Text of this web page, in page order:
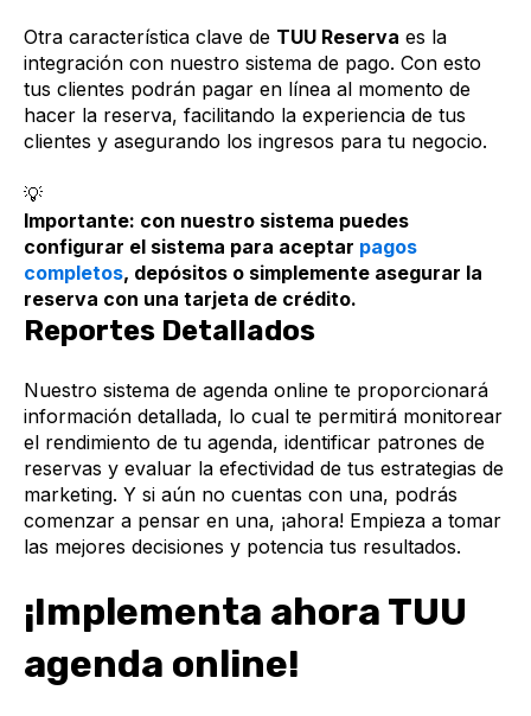
Otra característica clave de TUU Reserva es la
integración con nuestro sistema de pago. Con esto
tus clientes podrán pagar en línea al momento de
hacer la reserva, facilitando la experiencia de tus
clientes y asegurando los ingresos para tu negocio.
💡
Importante: con nuestro sistema puedes
configurar el sistema para aceptar pagos
completos, depósitos o simplemente asegurar la
reserva con una tarjeta de crédito.
Reportes Detallados
Nuestro sistema de agenda online te proporcionará
información detallada, lo cual te permitirá monitorear
el rendimiento de tu agenda, identificar patrones de
reservas y evaluar la efectividad de tus estrategias de
marketing. Y si aún no cuentas con una, podrás
comenzar a pensar en una, ¡ahora! Empieza a tomar
las mejores decisiones y potencia tus resultados.
¡Implementa ahora TUU
agenda online!